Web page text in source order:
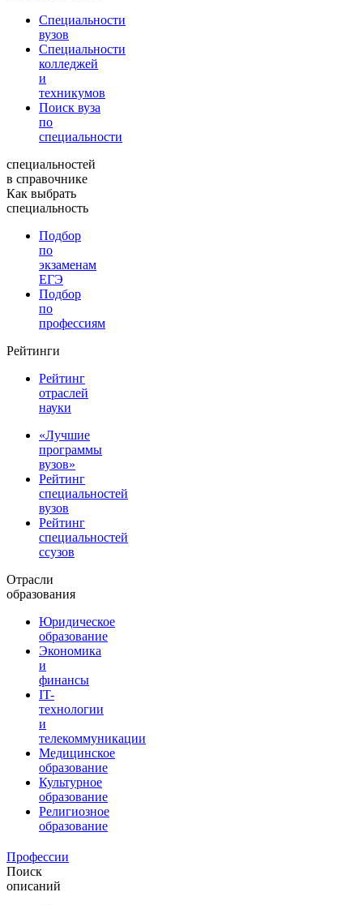
Специальности
вузов
Специальности
колледжей
и
техникумов
Поиск вуза
по
специальности
специальностей
в справочнике
Как выбрать
специальность
Подбор
по
экзаменам
ЕГЭ
Подбор
по
профессиям
Рейтинги
Рейтинг
отраслей
науки
«Лучшие
программы
вузов»
Рейтинг
специальностей
вузов
Рейтинг
специальностей
ссузов
Отрасли
образования
Юридическое
образование
Экономика
и
финансы
IT-
технологии
и
телекоммуникации
Медицинское
образование
Культурное
образование
Религиозное
образование
Профессии
Поиск
описаний